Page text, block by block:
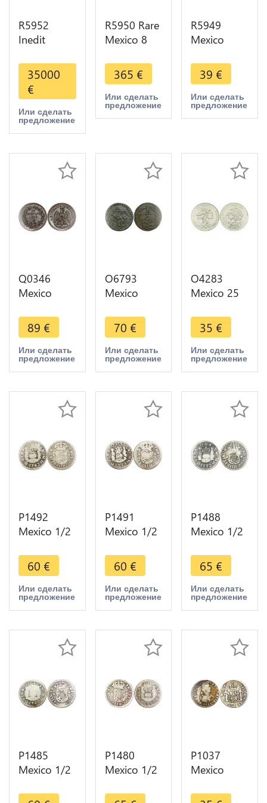
R5952
Inedit
Colonies
Mexico 8
Reales
Fernando VI
1750
Lotus
35000
€
Или сделать
предложение
R5950 Rare
Mexico 8
Ga J
Guadalajara
Silver UNC
>M offer
365 €
Или сделать
предложение
R5949
Mexico
Unidos
Mexicanos
5 Pesos
1953 Silver
39 €
Или сделать
предложение
Q0346
Mexico
Centavo
1895 Mo
KM-391.6 -
> Make
89 €
Или сделать
предложение
O6793
Mexico
1/4 Real
Quartilla
1833
Almost XF-
offer
70 €
Или сделать
предложение
O4283
Mexico 25
Olympics
1968 FDC
Silver -
>Make
35 €
Или сделать
предложение
P1492
Mexico 1/2
Philippe V
1744 Mo
Mexiko City
Silver ->
60 €
Или сделать
предложение
P1491
Mexico 1/2
Philippe V
1744 Mo
Mexiko City
Silver ->
60 €
Или сделать
предложение
P1488
Mexico 1/2
Fernando VI
1752 Mo
Mexiko City
Silver ->
65 €
Или сделать
предложение
P1485
Mexico 1/2
Fernando VI
P1480
Mexico 1/2
Fernando VI
P1037
Mexico
Colony 1/2